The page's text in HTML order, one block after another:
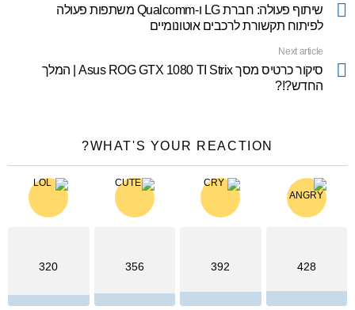
more
שיתוף פעולה: חברת LG ו-Qualcomm משתפות פעולה
לפיתוח תקשורת לרכבים אוטונומיים
Next article
סיקור כרטיס מסך Asus ROG GTX 1080 TI Strix | המלך
החדש?!?
WHAT'S YOUR REACTION?
428
392
356
320